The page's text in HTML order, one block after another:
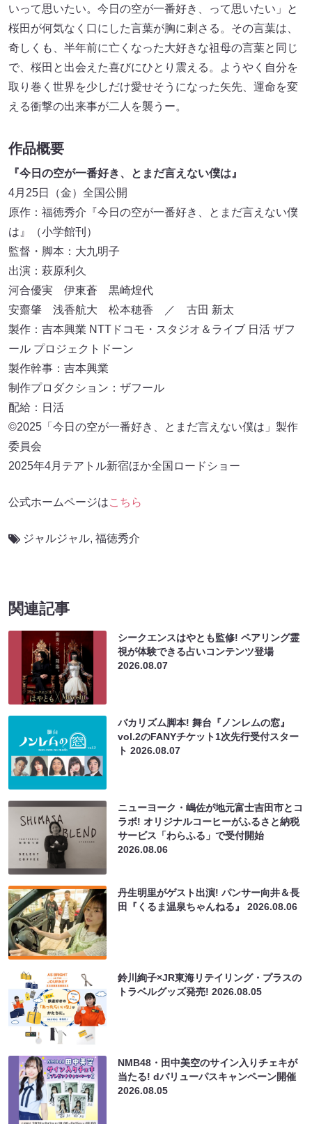
いって思いたい。今日の空が一番好き、って思いたい」と
桜田が何気なく口にした言葉が胸に刺さる。その言葉は、
奇しくも、半年前に亡くなった大好きな祖母の言葉と同じ
で、桜田と出会えた喜びにひとり震える。ようやく自分を
取り巻く世界を少しだけ愛せそうになった矢先、運命を変
える衝撃の出来事が二人を襲うー。
作品概要
『今日の空が一番好き、とまだ言えない僕は』
4月25日（金）全国公開
原作：福徳秀介『今日の空が一番好き、とまだ言えない僕
は』（小学館刊）
監督・脚本：大九明子
出演：萩原利久
河合優実 伊東蒼 黒崎煌代
安齋肇 浅香航大 松本穂香 ／ 古田 新太
製作：吉本興業 NTTドコモ・スタジオ＆ライブ 日活 ザフ
ール プロジェクトドーン
製作幹事：吉本興業
制作プロダクション：ザフール
配給：日活
©2025「今日の空が一番好き、とまだ言えない僕は」製作
委員会
2025年4月テアトル新宿ほか全国ロードショー
公式ホームページはこちら
ジャルジャル, 福徳秀介
関連記事
シークエンスはやとも監修! ペアリング霊
視が体験できる占いコンテンツ登場
2026.08.07
バカリズム脚本! 舞台『ノンレムの窓』
vol.2のFANYチケット1次先行受付スター
ト2026.08.07
ニューヨーク・嶋佐が地元富士吉田市とコ
ラボ! オリジナルコーヒーがふるさと納税
サービス「わらふる」で受付開始
2026.08.06
丹生明里がゲスト出演! パンサー向井＆長
田『くるま温泉ちゃんねる』2026.08.06
鈴川絢子×JR東海リテイリング・プラスの
トラベルグッズ発売!2026.08.05
NMB48・田中美空のサイン入りチェキが
当たる! dバリューパスキャンペーン開催
2026.08.05